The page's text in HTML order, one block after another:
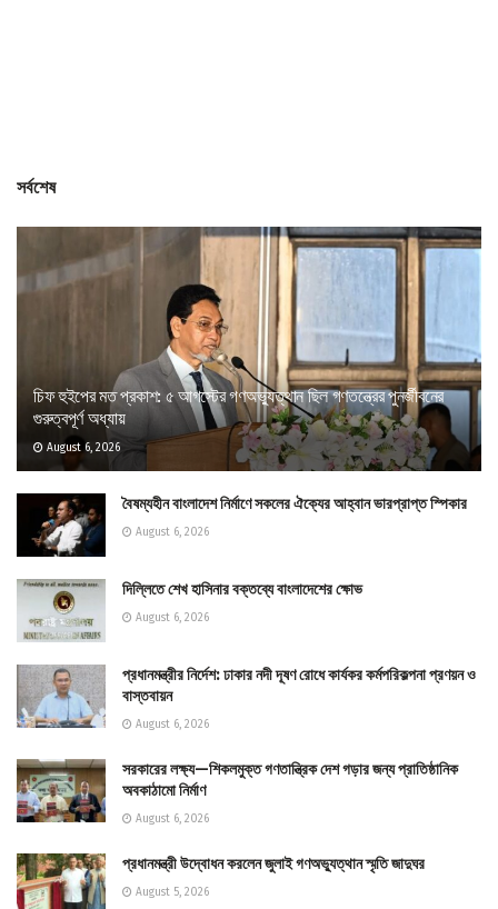
সর্বশেষ
চিফ হুইপের মত প্রকাশ: ৫ আগস্টের গণঅভ্যুত্থান ছিল গণতন্ত্রের পুনর্জীবনের
গুরুত্বপূর্ণ অধ্যায়
August 6, 2026
বৈষম্যহীন বাংলাদেশ নির্মাণে সকলের ঐক্যের আহ্বান ভারপ্রাপ্ত স্পিকার
August 6, 2026
দিল্লিতে শেখ হাসিনার বক্তব্যে বাংলাদেশের ক্ষোভ
August 6, 2026
প্রধানমন্ত্রীর নির্দেশ: ঢাকার নদী দূষণ রোধে কার্যকর কর্মপরিকল্পনা প্রণয়ন ও
বাস্তবায়ন
August 6, 2026
সরকারের লক্ষ্য—শিকলমুক্ত গণতান্ত্রিক দেশ গড়ার জন্য প্রাতিষ্ঠানিক
অবকাঠামো নির্মাণ
August 6, 2026
প্রধানমন্ত্রী উদ্বোধন করলেন জুলাই গণঅভ্যুত্থান স্মৃতি জাদুঘর
August 5, 2026